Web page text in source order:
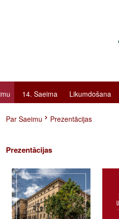
14. Saeima Likumdošana
Par Saeimu Prezentācijas
Prezentācijas